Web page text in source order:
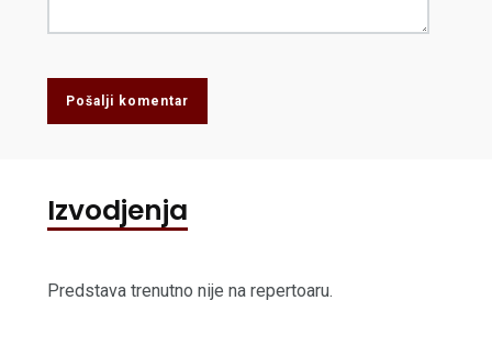
Pošalji komentar
Izvodjenja
Predstava trenutno nije na repertoaru.